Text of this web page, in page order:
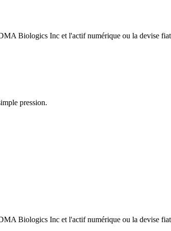
Biologics Inc et l'actif numérique ou la devise
pression.
Biologics Inc et l'actif numérique ou la devise